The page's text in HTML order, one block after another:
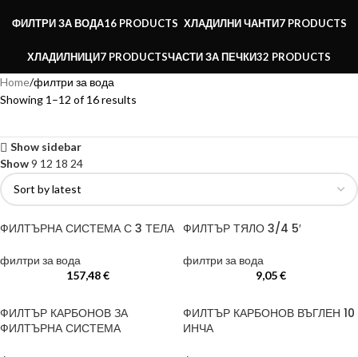
ФИЛТРИ ЗА ВОДА16 PRODUCTS ХЛАДИЛНИ ЧАНТИ7 PRODUCTS
ХЛАДИЛНИЦИ7 PRODUCTSЧАСТИ ЗА ПЕЧКИ32 PRODUCTS
Home филтри за вода
Showing 1–12 of 16 results
Show sidebar
Show9 12 18 24
ФИЛТЪРНА СИСТЕМА С 3 ТЕЛА
филтри за вода
157,48€
ФИЛТЪР ТЯЛО 3/4 5′
филтри за вода
9,05€
ФИЛТЪР КАРБОНОВ ЗА
ФИЛТЪРНА СИСТЕМА
ФИЛТЪР КАРБОНОВ ВЪГЛЕН 10
ИНЧА